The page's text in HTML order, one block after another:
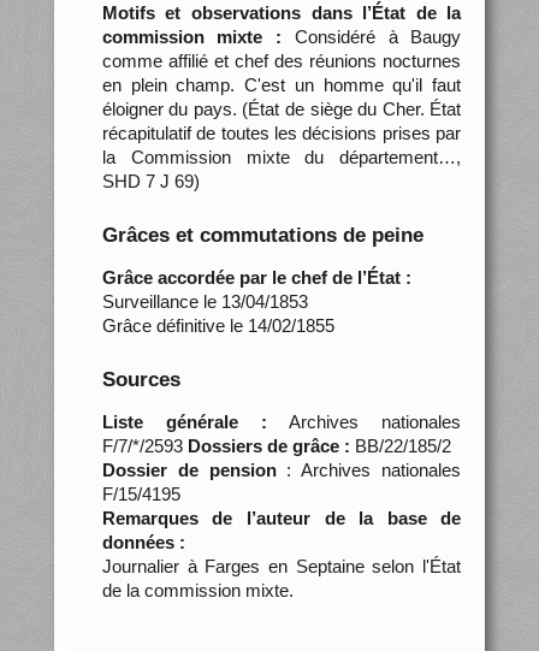
Motifs et observations dans l’État de la
commission mixte : Considéré à Baugy
comme affilié et chef des réunions nocturnes
en plein champ. C'est un homme qu'il faut
éloigner du pays. (État de siège du Cher. État
récapitulatif de toutes les décisions prises par
la Commission mixte du département…,
SHD 7 J 69)
Grâces et commutations de peine
Grâce accordée par le chef de l’État :
Surveillance le 13/04/1853
Grâce définitive le 14/02/1855
Sources
Liste générale : Archives nationales
F/7/*/2593 Dossiers de grâce : BB/22/185/2
Dossier de pension: Archives nationales
F/15/4195
Remarques de l’auteur de la base de
données :
Journalier à Farges en Septaine selon l'État
de la commission mixte.